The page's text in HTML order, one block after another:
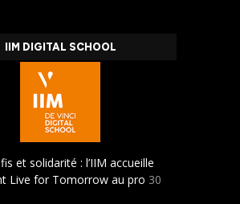
IIM DIGITAL SCHOOL
et solidarité : l’IIM accueille
Live for Tomorrow au pro 30